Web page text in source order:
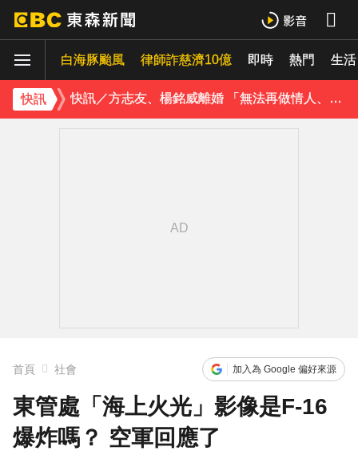
白海豚颱風 律師詐慈濟10億 即時 熱門 生活
快訊
快訊／方志友、楊銘威離婚 「無法再做情人、永遠是家人」
富婆砸錢拍短劇塞60場吻戲！男星爆「開房被包養」 親上火線揭真相
首頁 社會 加入為 Google 偏好來源
東管處「海上火光」影像是F-16
爆炸嗎？ 空軍回應了